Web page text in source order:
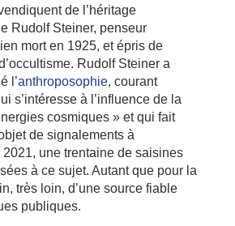
de l’héritage
Rudolf Steiner, penseur
mort en 1925, et épris de
Rudolf Steiner a
l’anthroposophie, courant
s’intéresse à l’influence de la
cosmiques » et qui fait
de signalements à
2021, une trentaine de saisines
à ce sujet. Autant que pour la
très loin, d’une source fiable
publiques.